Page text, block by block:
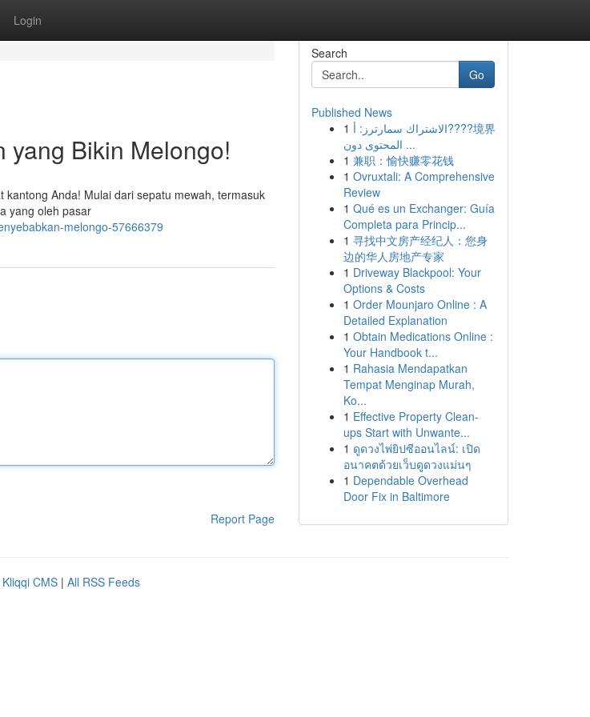
Login
yang Bikin Melongo!
Anda! Mulai dari sepatu mewah, termasuk
yang oleh pasar
melongo-57666379
Report Page
Search
Go
Published News
1 الاشتراك سمارترز: أ????境界
المحتوى دون ...
1 兼职：愉快赚零花钱
1 Ovruxtali: A Comprehensive
Review
1 Qué es un Exchanger: Guía
Completa para Princip...
1 寻找中文房产经纪人：您身
边的华人房地产专家
1 Driveway Blackpool: Your
Options & Costs
1 Order Mounjaro Online : A
Detailed Explanation
1 Obtain Medications Online :
Your Handbook t...
1 Rahasia Mendapatkan
Tempat Menginap Murah,
Ko...
1 Effective Property Clean-
ups Start with Unwante...
1 ดูดวงไพ่ยิปซีออนไลน์: เปิด
อนาคตด้วยเว็บดูดวงแม่นๆ
1 Dependable Overhead
Door Fix in Baltimore
Kliqqi CMS | All RSS Feeds